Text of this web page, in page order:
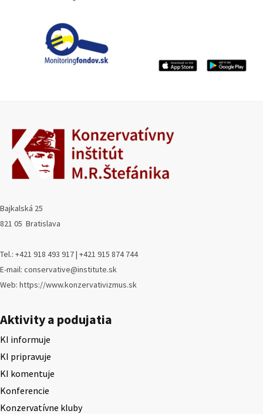
Bajkalská 25
821 05 Bratislava
Tel.: +421 918 493 917 | +421 915 874 744
E-mail: conservative@institute.sk
Web: https://www.konzervativizmus.sk
Aktivity a podujatia
KI informuje
KI pripravuje
KI komentuje
Konferencie
Konzervatívne kluby